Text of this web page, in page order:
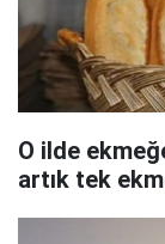
O ilde
artık tek